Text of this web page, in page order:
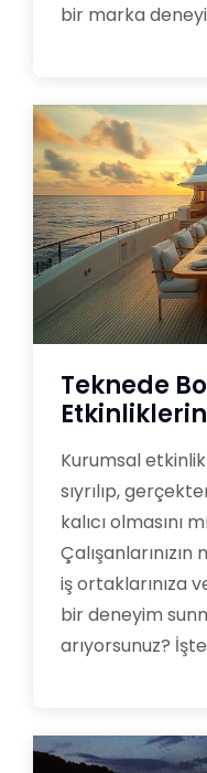
bir marka
Teknede
Kurumsal
sıyrılıp,
kalıcı olmasını
iş ortaklarınıza
bir deneyim
arıyorsunuz? İşte